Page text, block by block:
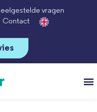
vragen
Contact